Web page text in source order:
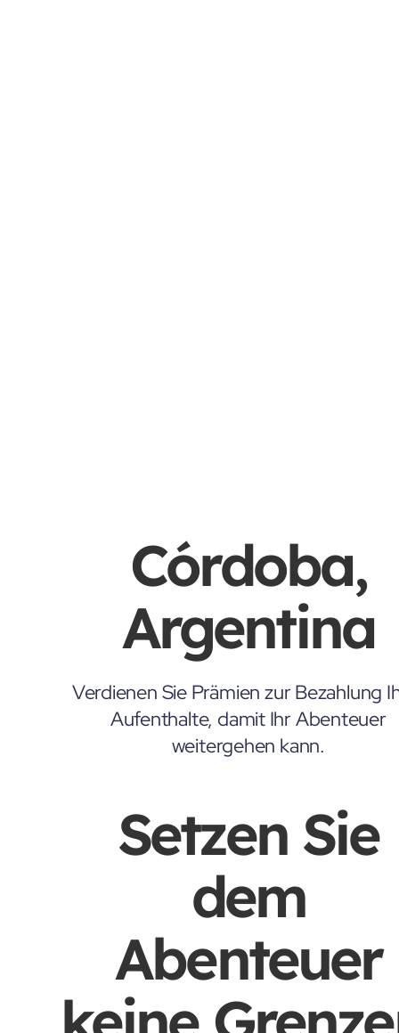
Córdoba,
Argentina
Verdienen Sie Prämien zur Bezahlung
Aufenthalte, damit Ihr Abenteuer
weitergehen kann.
Setzen Sie
dem
Abenteuer